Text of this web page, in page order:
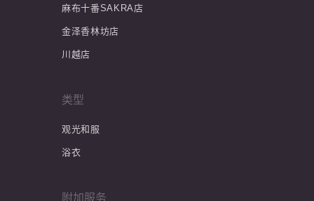
麻布十番SAKRA店
金泽香林坊店
川越店
类型
观光和服
浴衣
附加服务